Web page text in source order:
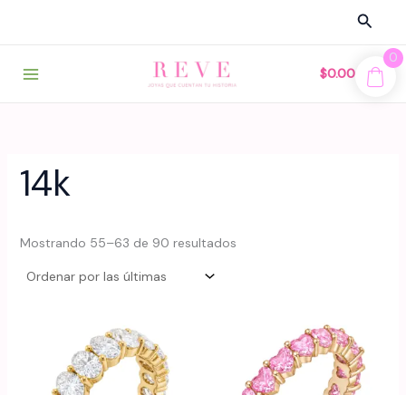
Buscar
$0.00
14k
Mostrando 55–63 de 90 resultadosSorted
0